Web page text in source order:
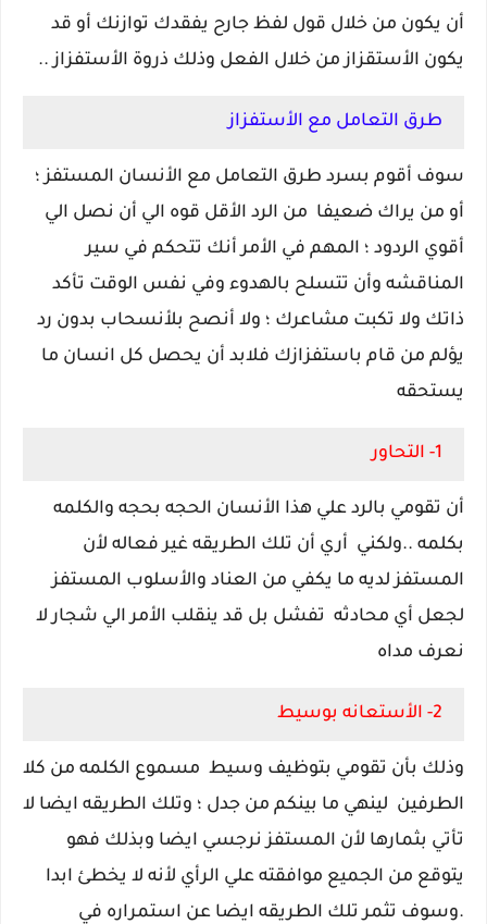
أن يكون من خلال قول لفظ جارح يفقدك توازنك أو قد
يكون الأستقزاز من خلال الفعل وذلك ذروة الأستفزاز ..
طرق التعامل مع الأستفزاز
سوف أقوم بسرد طرق التعامل مع الأنسان المستفز ؛
أو من يراك ضعيفا من الرد الأقل قوه الي أن نصل الي
أقوي الردود ؛ المهم في الأمر أنك تتحكم في سير
المناقشه وأن تتسلح بالهدوء وفي نفس الوقت تأكد
ذاتك ولا تكبت مشاعرك ؛ ولا أنصح بلأنسحاب بدون رد
يؤلم من قام باستفزازك فلابد أن يحصل كل انسان ما
يستحقه
1- التحاور
أن تقومي بالرد علي هذا الأنسان الحجه بحجه والكلمه
بكلمه ..ولكني أري أن تلك الطريقه غير فعاله لأن
المستفز لديه ما يكفي من العناد والأسلوب المستفز
لجعل أي محادثه تفشل بل قد ينقلب الأمر الي شجار لا
نعرف مداه
2- الأستعانه بوسيط
وذلك بأن تقومي بتوظيف وسيط مسموع الكلمه من كلا
الطرفين لينهي ما بينكم من جدل ؛ وتلك الطريقه ايضا لا
تأتي بثمارها لأن المستفز نرجسي ايضا وبذلك فهو
يتوقع من الجميع موافقته علي الرأي لأنه لا يخطئ ابدا
.وسوف تثمر تلك الطريقه ايضا عن استمراره في